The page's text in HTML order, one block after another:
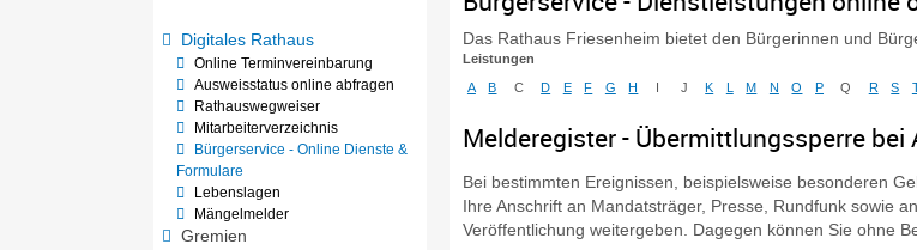
Digitales Rathaus
Online Terminvereinbarung
Ausweisstatus online abfragen
Rathauswegweiser
Mitarbeiterverzeichnis
Bürgerservice - Online Dienste &
Formulare
Lebenslagen
Mängelmelder
Gremien
Das Rathaus Friesenheim bietet den Bürgerinnen und
Leistungen
A
B C D E F G H I J K L M N O P Q R S
Melderegister - Übermittlungssperre
Bei bestimmten Ereignissen, beispielsweise besonderen
Ihre Anschrift an Mandatsträger, Presse, Rundfunk sowie
Veröffentlichung weitergeben. Dagegen können Sie ohne